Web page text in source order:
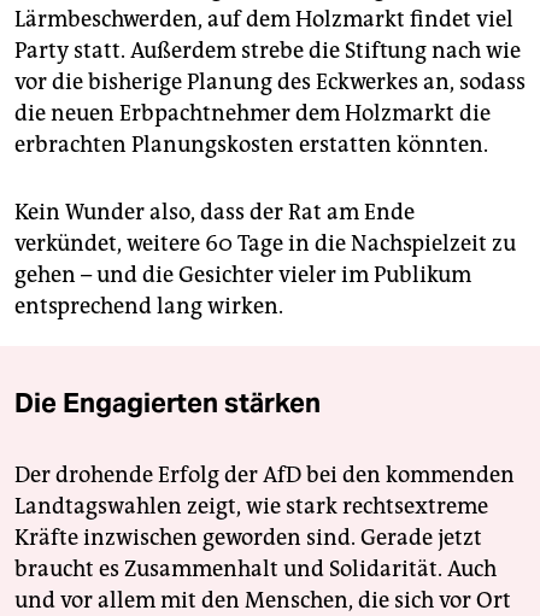
Lärmbeschwerden, auf dem Holzmarkt findet viel
Party statt. Außerdem strebe die Stiftung nach wie
vor die bisherige Planung des Eckwerkes an, sodass
die neuen Erbpachtnehmer dem Holzmarkt die
erbrachten Planungskosten erstatten könnten.
Kein Wunder also, dass der Rat am Ende
verkündet, weitere 60 Tage in die Nachspielzeit zu
gehen – und die Gesichter vieler im Publikum
entsprechend lang wirken.
Die Engagierten stärken
Der drohende Erfolg der AfD bei den kommenden
Landtagswahlen zeigt, wie stark rechtsextreme
Kräfte inzwischen geworden sind. Gerade jetzt
braucht es Zusammenhalt und Solidarität. Auch
und vor allem mit den Menschen, die sich vor Ort